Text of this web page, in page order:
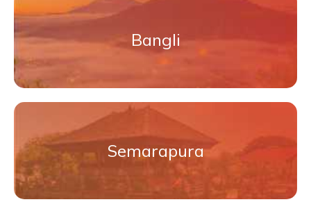
Bangli
Semarapura